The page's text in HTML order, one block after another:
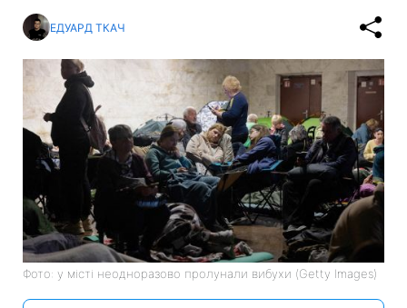
ЕДУАРД ТКАЧ
Фото: у місті неодноразово пролунали вибухи (Getty Images)